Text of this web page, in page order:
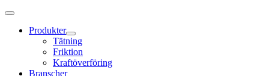
Produkter
Tätning
Friktion
Kraftöverföring
Branscher